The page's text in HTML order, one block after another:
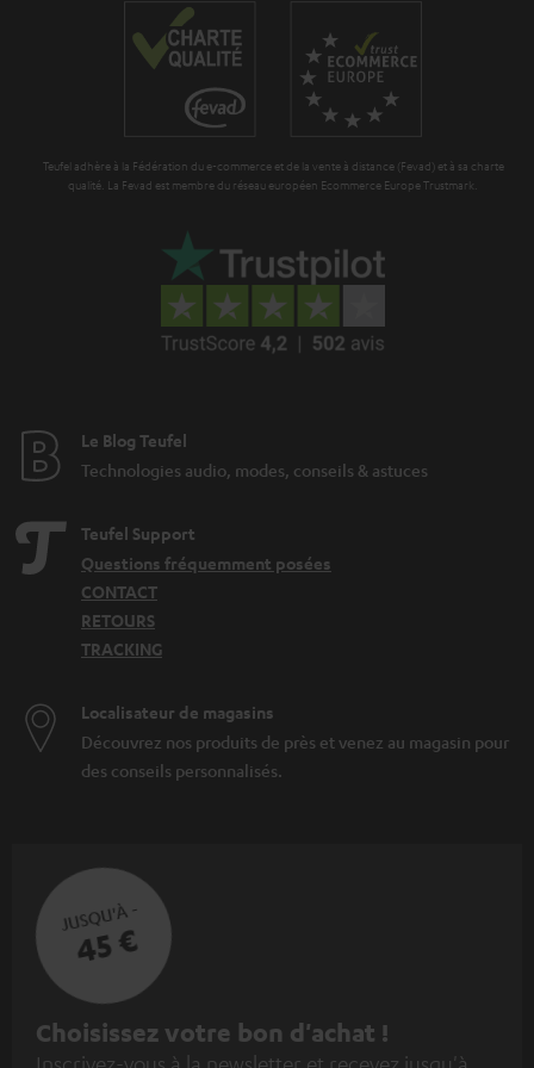
Teufel adhère à la Fédération du e-commerce et de la vente à distance (Fevad) et à sa charte
qualité. La Fevad est membre du réseau européen Ecommerce Europe Trustmark.
Le Blog Teufel
Technologies audio, modes, conseils & astuces
Teufel Support
Questions fréquemment posées
CONTACT
RETOURS
TRACKING
Localisateur de magasins
Découvrez nos produits de près et venez au magasin pour
des conseils personnalisés.
JUSQU'À -
45 €
I
Choisissez votre bon d'achat !